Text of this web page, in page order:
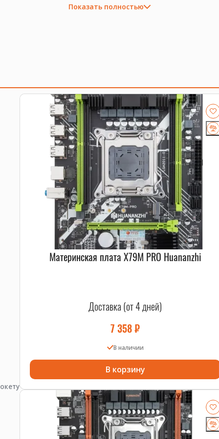
доступен для отправки из нашего склада
ни находились, мы можем отправить вам этот
его безупречное состояние при доставке.
Показать полностью
Материнская плата X79M PRO Huananzhi
Доставка (от 4 дней)
7 358₽
В наличии
В корзину